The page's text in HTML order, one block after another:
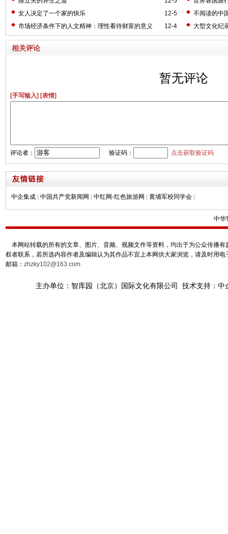
12-5
女人决定了一个家的快乐
不阅读的中
12-4
市场经济条件下的人文精神：理性看待财富的意义 大型文化纪
相关评论
暂无评论
[手写输入] [表情]
评论者： 验证码： 点击获取验证码
中企集成 中国共产党新闻网 中红网-红色旅游网 黄埔军校同学会
中华
本网站转载的所有的文章、图片、音频、视频文件等资料，均出于为公众传播
权者联系，若所选内容作者及编辑认为其作品不宜上本网供大家浏览，请及时用
邮箱： zhzky102@163.com
主办单位：智库园（北京）国际文化有限公司 技术支持：